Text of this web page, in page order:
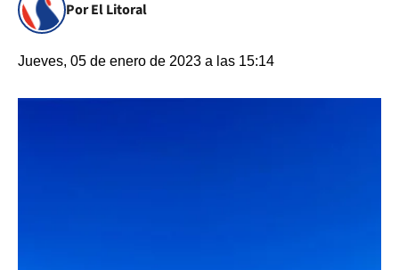
Por El Litoral
Jueves, 05 de enero de 2023 a las 15:14